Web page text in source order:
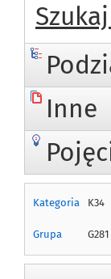
Inne
Kategoria K34
Grupa G281